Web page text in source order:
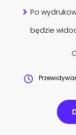
Po
będzie